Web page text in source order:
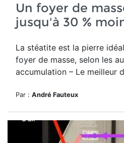
Un foyer de
jusqu'à 30 %
La stéatite est la pierre
foyer de masse, selon les
accumulation – Le meilleur
Par : André Fauteux